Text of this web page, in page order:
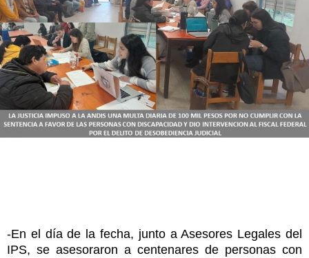
-En el día de la fecha, junto a Asesores Legales del
IPS, se asesoraron a centenares de personas con